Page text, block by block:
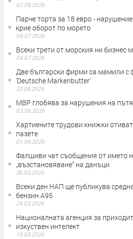
02.08.2026
Парче торта за 18 евро -
крие оборот по морето
09.07.2026
Всеки трети от морския ни бизнес
04.07.2026
Две български фирми са мамили
'Deutsche Markenbutter'
23.06.2026
МВР глобява за нарушения на
03.06.2026
Хартиените трудови книжки
пазете
01.06.2026
Фалшиви чат съобщения от името
„възстановяване“ на данъци
26.03.2026
Всеки ден НАП ще публикува
бензин А95
24.03.2026
Националната агенция за
изкуствен интелект
19.03.2026